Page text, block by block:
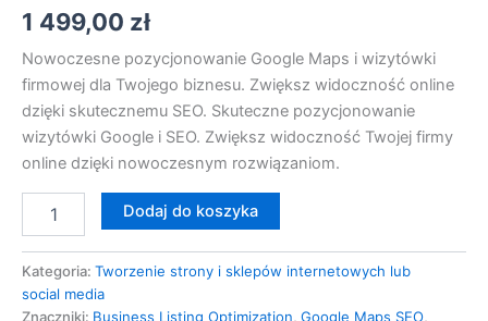
1 499,00 zł
Nowoczesne pozycjonowanie Google Maps i wizytówki
firmowej dla Twojego biznesu. Zwiększ widoczność online
dzięki skutecznemu SEO. Skuteczne pozycjonowanie
wizytówki Google i SEO. Zwiększ widoczność Twojej firmy
online dzięki nowoczesnym rozwiązaniom.
Dodaj do koszyka
Kategoria: Tworzenie strony i sklepów internetowych lub
social media
Znaczniki: Business Listing Optimization, Google Maps SEO,